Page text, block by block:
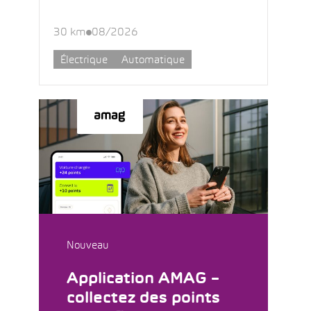
30 km 08/2026
Électrique Automatique
Nouveau
Application AMAG –
collectez des points